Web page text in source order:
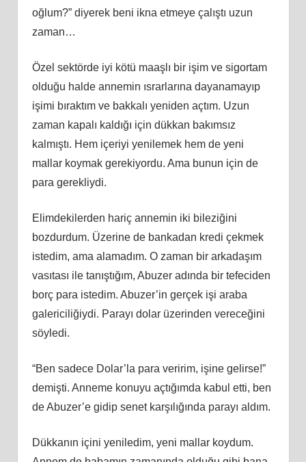
oğlum?” diyerek beni ikna etmeye çalıştı uzun
zaman…
Özel sektörde iyi kötü maaşlı bir işim ve sigortam
olduğu halde annemin ısrarlarına dayanamayıp
işimi bıraktım ve bakkalı yeniden açtım. Uzun
zaman kapalı kaldığı için dükkan bakımsız
kalmıştı. Hem içeriyi yenilemek hem de yeni
mallar koymak gerekiyordu. Ama bunun için de
para gerekliydi.
Elimdekilerden hariç annemin iki bileziğini
bozdurdum. Üzerine de bankadan kredi çekmek
istedim, ama alamadım. O zaman bir arkadaşım
vasıtası ile tanıştığım, Abuzer adında bir tefeciden
borç para istedim. Abuzer’in gerçek işi araba
galericiliğiydi. Parayı dolar üzerinden vereceğini
söyledi.
“Ben sadece Dolar’la para veririm, işine gelirse!”
demişti. Anneme konuyu açtığımda kabul etti, ben
de Abuzer’e gidip senet karşılığında parayı aldım.
Dükkanın içini yeniledim, yeni mallar koydum.